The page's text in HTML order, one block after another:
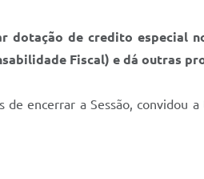
dotação de credito especial
Fiscal) e dá outras
encerrar a Sessão, convidou